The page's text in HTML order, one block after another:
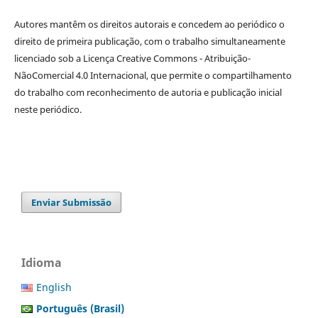
Autores mantêm os direitos autorais e concedem ao periódico o
direito de primeira publicação, com o trabalho simultaneamente
licenciado sob a Licença Creative Commons - Atribuição-
NãoComercial 4.0 Internacional, que permite o compartilhamento
do trabalho com reconhecimento de autoria e publicação inicial
neste periódico.
Enviar Submissão
Idioma
English
Português (Brasil)